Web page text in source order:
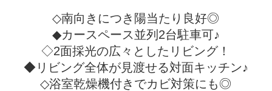
◇南向きにつき陽当たり良好◎
◆カースペース並列2台駐車可♪
◇2面採光の広々としたリビング！
◆リビング全体が見渡せる対面キッチン♪
◇浴室乾燥機付きでカビ対策にも◎